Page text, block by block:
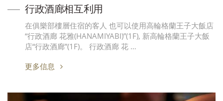
行政酒廊相互利用
在俱樂部樓層住宿的客人 也可以使用高輪格蘭王子大飯店
“行政酒廊 花雅(HANAMIYABI)”(1F), 新高輪格蘭王子大飯
店“行政酒廊”(1F)。 行政酒廊 花 …
更多信息